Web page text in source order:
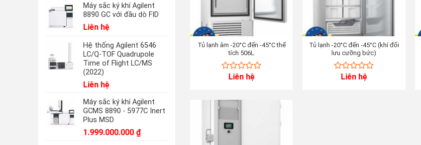
Máy sắc ký khí Agilent
8890 GC với đầu dò FID
Liên hệ
Hệ thống Agilent 6546
LC/Q-TOF Quadrupole
Time of Flight LC/MS
(2022)
Liên hệ
Máy sắc ký khí Agilent
GCMS 8890 - 5977C Inert
Plus MSD
1.999.000.000 ₫
Tủ lạnh âm -20°C đến -45°C thể
tích 506L
5
Liên hệ
Tủ lạnh -20°C đến -45°C (khí đối
lưu cưỡng bức)
Liên hệ